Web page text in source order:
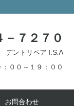
－７２７０
デントリペア I.S.A
００～１９：００
お問合わせ